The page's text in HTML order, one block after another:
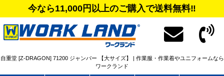
今なら11,000円以上のご購入で送料無料‼
自重堂 [Z-DRAGON] 71200 ジャンパー 【大サイズ】 | 作業服・作業着やユニフォームなら
ワークランド